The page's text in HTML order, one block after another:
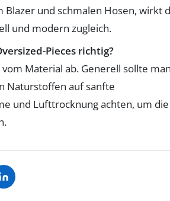
Blazer und schmalen Hosen, wirkt
und modern zugleich.
Pieces richtig?
Material ab. Generell sollte
Naturstoffen auf sanfte
und Lufttrocknung achten, um die